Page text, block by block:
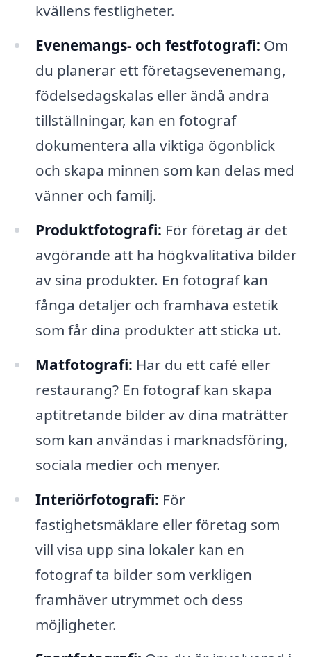
kvällens festligheter.
Evenemangs- och festfotografi: Om
du planerar ett företagsevenemang,
födelsedagskalas eller ändå andra
tillställningar, kan en fotograf
dokumentera alla viktiga ögonblick
och skapa minnen som kan delas med
vänner och familj.
Produktfotografi: För företag är det
avgörande att ha högkvalitativa bilder
av sina produkter. En fotograf kan
fånga detaljer och framhäva estetik
som får dina produkter att sticka ut.
Matfotografi: Har du ett café eller
restaurang? En fotograf kan skapa
aptitretande bilder av dina maträtter
som kan användas i marknadsföring,
sociala medier och menyer.
Interiörfotografi: För
fastighetsmäklare eller företag som
vill visa upp sina lokaler kan en
fotograf ta bilder som verkligen
framhäver utrymmet och dess
möjligheter.